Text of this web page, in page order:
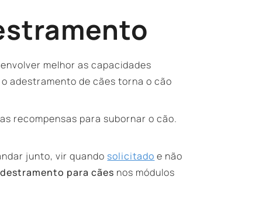
melhor as capacidades
adestramento de cães torna o cão
recompensas para subornar o cão.
junto, vir quando solicitado e não
para cães nos módulos